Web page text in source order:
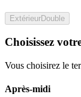
ExtérieurDouble
Choisissez
Vous choisirez le
Après-midi